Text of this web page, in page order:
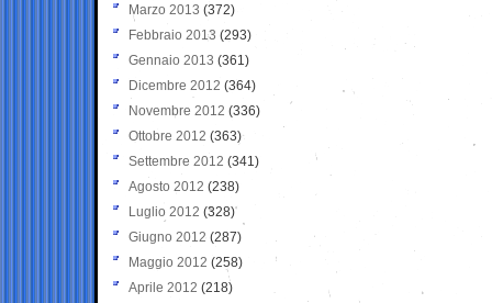
Marzo 2013 (372)
Febbraio 2013 (293)
Gennaio 2013 (361)
Dicembre 2012 (364)
Novembre 2012 (336)
Ottobre 2012 (363)
Settembre 2012 (341)
Agosto 2012 (238)
Luglio 2012 (328)
Giugno 2012 (287)
Maggio 2012 (258)
Aprile 2012 (218)